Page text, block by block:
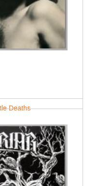
Deaths